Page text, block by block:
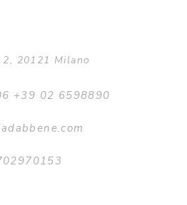
20121 Milano
+39 02 6598890